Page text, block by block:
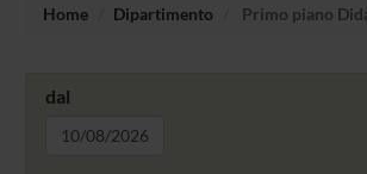
Home Dipartimento Primo piano
dal